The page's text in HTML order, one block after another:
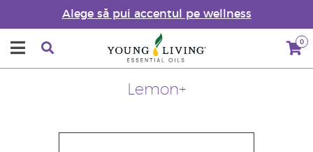
Alege să pui accentul pe wellness
0
Lemon+